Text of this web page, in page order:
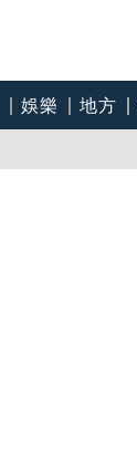
娛樂 地方